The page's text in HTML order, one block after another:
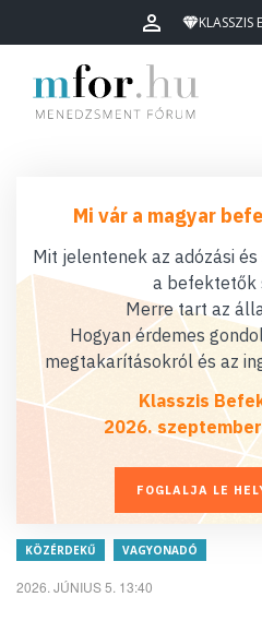
KLASSZIS
Mi vár a magyar
Mit jelentenek az adózási
a befektetők
Merre tart az
Hogyan érdemes
megtakarításokról és az
Klasszis
2026.
FOGLALJA LE
KÖZÉRDEKŰ VAGYONADÓ
2026. JÚNIUS 5. 13:40